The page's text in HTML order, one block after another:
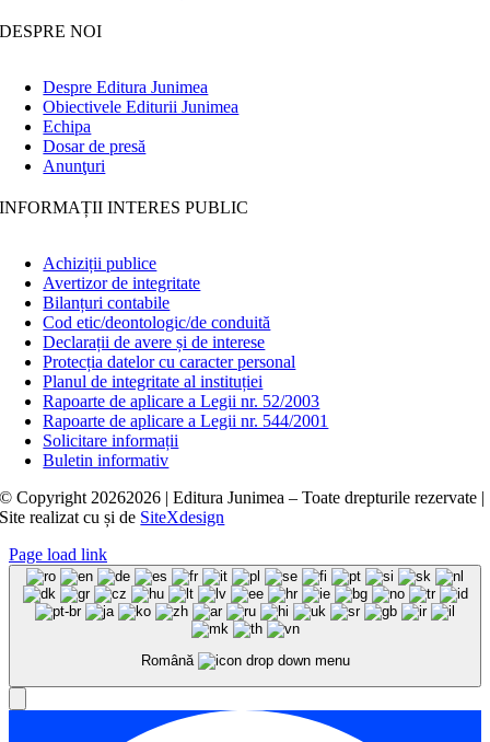
DESPRE NOI
Despre Editura Junimea
Obiectivele Editurii Junimea
Echipa
Dosar de presă
Anunţuri
INFORMAȚII INTERES PUBLIC
Achiziții publice
Avertizor de integritate
Bilanțuri contabile
Cod etic/deontologic/de conduită
Declarații de avere și de interese
Protecția datelor cu caracter personal
Planul de integritate al instituției
Rapoarte de aplicare a Legii nr. 52/2003
Rapoarte de aplicare a Legii nr. 544/2001
Solicitare informații
Buletin informativ
© Copyright 20262026 | Editura Junimea – Toate drepturile rezervate |
Site realizat cușide SiteXdesign
Page load link
Română